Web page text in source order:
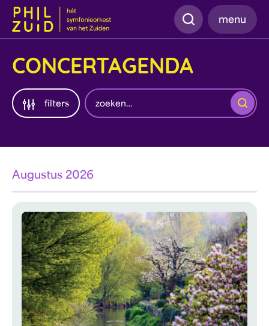
Zoeken
menu
CONCERTAGENDA
filters
Zoeken
Augustus 2026